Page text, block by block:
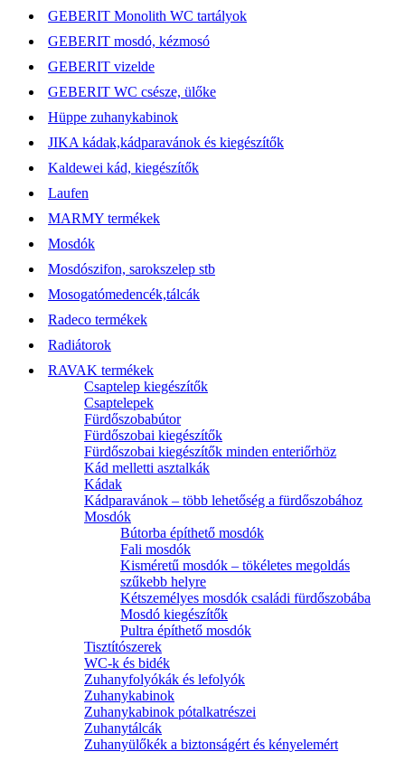
GEBERIT Monolith WC tartályok
GEBERIT mosdó, kézmosó
GEBERIT vizelde
GEBERIT WC csésze, ülőke
Hüppe zuhanykabinok
JIKA kádak,kádparavánok és kiegészítők
Kaldewei kád, kiegészítők
Laufen
MARMY termékek
Mosdók
Mosdószifon, sarokszelep stb
Mosogatómedencék,tálcák
Radeco termékek
Radiátorok
RAVAK termékek
Csaptelep kiegészítők
Csaptelepek
Fürdőszobabútor
Fürdőszobai kiegészítők
Fürdőszobai kiegészítők minden enteriőrhöz
Kád melletti asztalkák
Kádak
Kádparavánok – több lehetőség a fürdőszobához
Mosdók
Bútorba építhető mosdók
Fali mosdók
Kisméretű mosdók – tökéletes megoldás
szűkebb helyre
Kétszemélyes mosdók családi fürdőszobába
Mosdó kiegészítők
Pultra építhető mosdók
Tisztítószerek
WC-k és bidék
Zuhanyfolyókák és lefolyók
Zuhanykabinok
Zuhanykabinok pótalkatrészei
Zuhanytálcák
Zuhanyülőkék a biztonságért és kényelemért